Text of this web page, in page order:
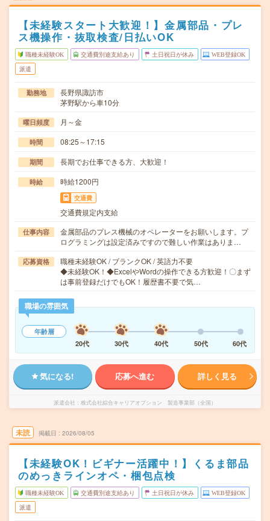
【未経験スタート大歓迎！】金属部品・プレ
ス機操作・抜取検査/日払いOK
職種未経験OK 交通費別途支給あり 土日祝日が休み WEB登録OK
派遣
勤務地
長野県諏訪市
茅野駅から車10分
曜日頻度 月～金
時間 08:25～17:15
期間 長期でお仕事できる方、大歓迎！
時給 時給1200円
交通費
交通費規定内支給
仕事内容
金属部品のプレス機械のオペレーターをお願いします。プ
ログラミングは設定済みですので難しい作業はありま…
応募資格
職種未経験OK / ブランクOK / 英語力不要
◆未経験OK！◆ExcelやWordの操作できる方歓迎！〇まず
は事前登録だけでもOK！履歴書不要で気…
職場の雰囲気
年齢層
20代
30代 40代 50代 60代
気になる! 応募へ進む 詳しく見る
派遣会社 株式会社綜合キャリアオプション 製造事業部（全国）
未読 掲載日 2026/08/05
【未経験OK！ビギナー活躍中！】くるま部品
のめっきラインオペ・梱包点検
職種未経験OK 交通費別途支給あり 土日祝日が休み WEB登録OK
派遣